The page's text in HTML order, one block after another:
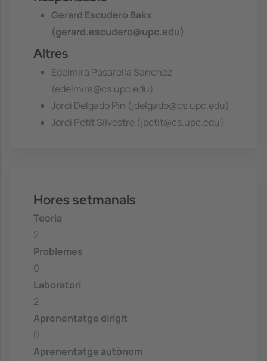
Gerard Escudero Bakx
(gerard.escudero@upc.edu)
Altres
Edelmira Pasarella Sanchez
(edelmira@cs.upc.edu)
Jordi Delgado Pin (jdelgado@cs.upc.edu)
Jordi Petit Silvestre (jpetit@cs.upc.edu)
Hores setmanals
Teoria
2
Problemes
0
Laboratori
2
Aprenentatge dirigit
0
Aprenentatge autònom